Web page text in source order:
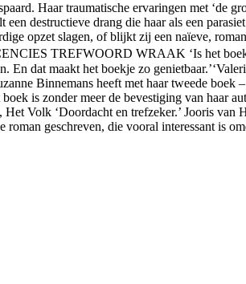
Haar traumatische ervaringen met ‘de
destructieve drang die haar als een
opzet slagen, of blijkt zij een naïeve,
TREFWOORD WRAAK ‘Is het
dat maakt het boekje zo
Binnemans heeft met haar tweede
boek is zonder meer de bevestiging van haar
Het Volk ‘Doordacht en trefzeker.’ Jooris van
geschreven, die vooral interessant is